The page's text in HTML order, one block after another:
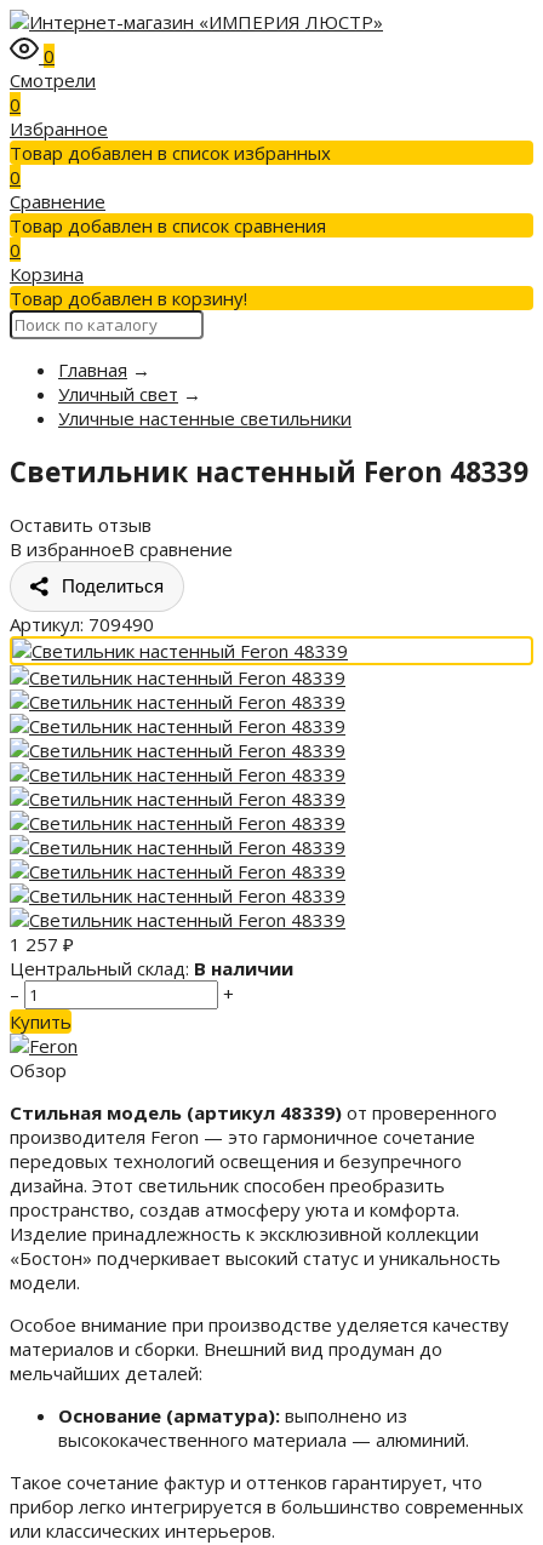
0
Смотрели
0
Избранное
Товар добавлен в список избранных
0
Сравнение
Товар добавлен в список сравнения
0
Корзина
Товар добавлен в корзину!
Главная →
Уличный свет →
Уличные настенные светильники
Светильник настенный Feron 48339
Оставить отзыв
В избранноеВ сравнение
Поделиться
Артикул: 709490
1 257 ₽
Центральный склад: В наличии
–
+
Купить
Обзор
Стильная модель (артикул 48339) от проверенного
производителя Feron — это гармоничное сочетание
передовых технологий освещения и безупречного
дизайна. Этот светильник способен преобразить
пространство, создав атмосферу уюта и комфорта.
Изделие принадлежность к эксклюзивной коллекции
«Бостон» подчеркивает высокий статус и уникальность
модели.
Особое внимание при производстве уделяется качеству
материалов и сборки. Внешний вид продуман до
мельчайших деталей:
Основание (арматура): выполнено из
высококачественного материала — алюминий.
Такое сочетание фактур и оттенков гарантирует, что
прибор легко интегрируется в большинство современных
или классических интерьеров.